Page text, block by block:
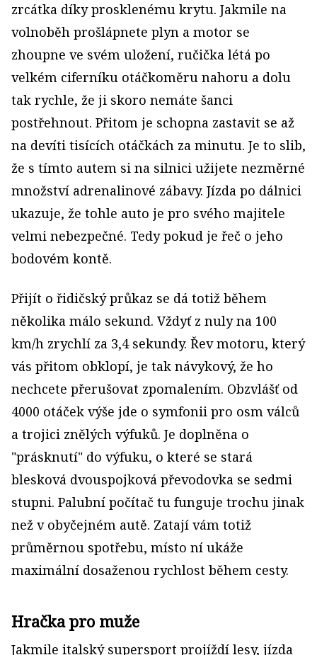
zrcátka díky prosklenému krytu. Jakmile na
volnoběh prošlápnete plyn a motor se
zhoupne ve svém uložení, ručička létá po
velkém ciferníku otáčkoměru nahoru a dolu
tak rychle, že ji skoro nemáte šanci
postřehnout. Přitom je schopna zastavit se až
na devíti tisících otáčkách za minutu. Je to slib,
že s tímto autem si na silnici užijete nezměrné
množství adrenalinové zábavy. Jízda po dálnici
ukazuje, že tohle auto je pro svého majitele
velmi nebezpečné. Tedy pokud je řeč o jeho
bodovém kontě.
Přijít o řidičský průkaz se dá totiž během
několika málo sekund. Vždyť z nuly na 100
km/h zrychlí za 3,4 sekundy. Řev motoru, který
vás přitom obklopí, je tak návykový, že ho
nechcete přerušovat zpomalením. Obzvlášť od
4000 otáček výše jde o symfonii pro osm válců
a trojici znělých výfuků. Je doplněna o
"prásknutí" do výfuku, o které se stará
blesková dvouspojková převodovka se sedmi
stupni. Palubní počítač tu funguje trochu jinak
než v obyčejném autě. Zatají vám totiž
průměrnou spotřebu, místo ní ukáže
maximální dosaženou rychlost během cesty.
Hračka pro muže
Jakmile italský supersport projíždí lesy, jízda